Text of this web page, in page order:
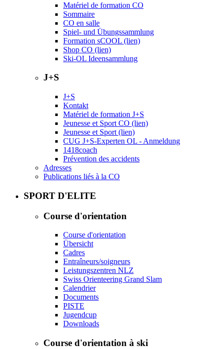
Matériel de formation CO
Sommaire
CO en salle
Spiel- und Übungssammlung
Formation sCOOL (lien)
Shop CO (lien)
Ski-OL Ideensammlung
J+S
J+S
Kontakt
Matériel de formation J+S
Jeunesse et Sport CO (lien)
Jeunesse et Sport (lien)
CUG J+S-Experten OL - Anmeldung
1418coach
Prévention des accidents
Adresses
Publications liés à la CO
SPORT D'ELITE
Course d'orientation
Course d'orientation
Übersicht
Cadres
Entraîneurs/soigneurs
Leistungszentren NLZ
Swiss Orienteering Grand Slam
Calendrier
Documents
PISTE
Jugendcup
Downloads
Course d'orientation à ski